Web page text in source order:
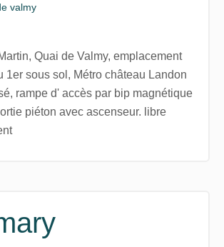
valmy
Quai de Valmy, emplacement
1er sous sol, Métro château Landon
rampe d' accès par bip magnétique
piéton avec ascenseur. libre